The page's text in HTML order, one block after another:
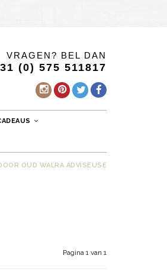
VRAGEN? BEL DAN
(0) 575 511817
OUD WALRA ADVISEUSE
Pagina 1 van 1